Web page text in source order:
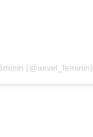
(@asvel_feminin)